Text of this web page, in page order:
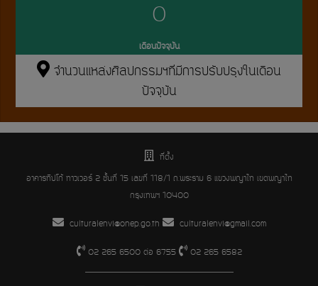
0
เดือนปัจจุบัน
จำนวนแหล่งศิลปกรรมฯที่มีการปรับปรุงในเดือน
ปัจจุบัน
ที่ตั้ง
อาคารทิปโก้ ทาวเวอร์ 2 ชั้นที่ 15 เลขที่ 118/1 ถ.พระราม 6 แขวงพญาไท เขตพญาไท
กรุงเทพฯ 10400
culturalenvi@onep.go.th culturalenvi@gmail.com
02 265 6500 ต่อ 6755 02 265 6582